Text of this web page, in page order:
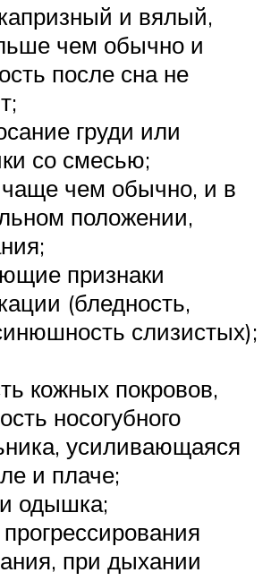
и вялый,
чем обычно и
после сна не
груди или
со смесью;
чем обычно, и в
положении,
признаки
(бледность,
слизистых);
кожных покровов,
носогубного
усиливающаяся
и плаче;
одышка;
при дыхании